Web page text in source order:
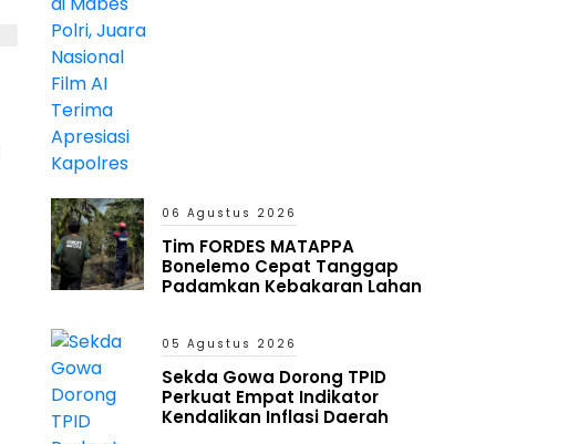
06 Agustus 2026
Tim FORDES MATAPPA
Bonelemo Cepat Tanggap
Padamkan Kebakaran Lahan
05 Agustus 2026
Sekda Gowa Dorong TPID
Perkuat Empat Indikator
Kendalikan Inflasi Daerah